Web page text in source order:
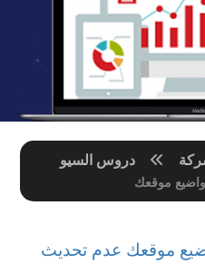
دروس السيو
موقعك
موقعك عدم تحديث